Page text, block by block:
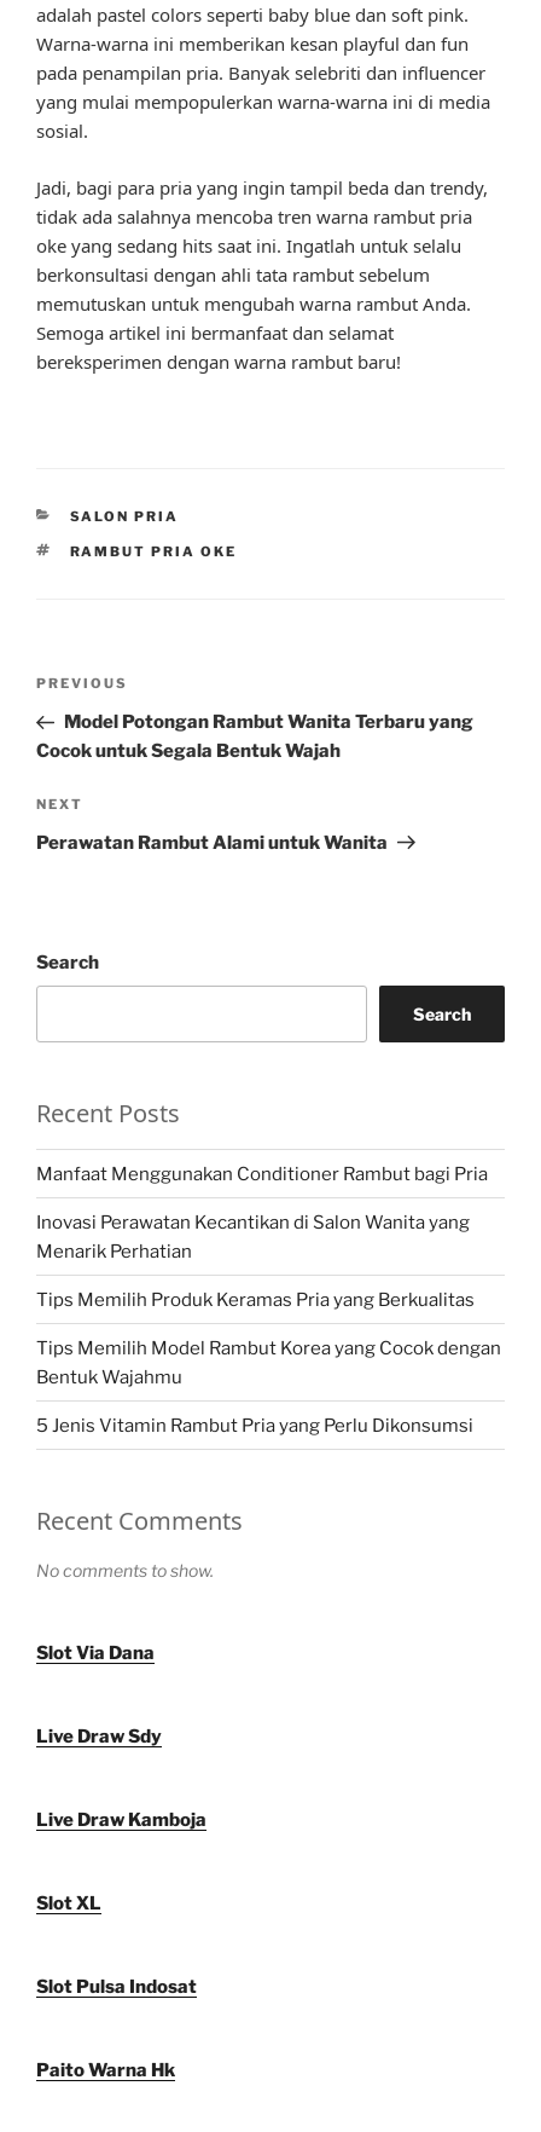
adalah pastel colors seperti baby blue dan soft pink.
Warna-warna ini memberikan kesan playful dan fun
pada penampilan pria. Banyak selebriti dan influencer
yang mulai mempopulerkan warna-warna ini di media
sosial.
Jadi, bagi para pria yang ingin tampil beda dan trendy,
tidak ada salahnya mencoba tren warna rambut pria
oke yang sedang hits saat ini. Ingatlah untuk selalu
berkonsultasi dengan ahli tata rambut sebelum
memutuskan untuk mengubah warna rambut Anda.
Semoga artikel ini bermanfaat dan selamat
bereksperimen dengan warna rambut baru!
CATEGORIES
SALON PRIA
TAGS
RAMBUT PRIA OKE
Previous
Post
PREVIOUS
Model Potongan Rambut Wanita Terbaru yang
Cocok untuk Segala Bentuk Wajah
Next
Post
NEXT
Perawatan Rambut Alami untuk Wanita
Search
Search
Recent Posts
Manfaat Menggunakan Conditioner Rambut bagi Pria
Inovasi Perawatan Kecantikan di Salon Wanita yang
Menarik Perhatian
Tips Memilih Produk Keramas Pria yang Berkualitas
Tips Memilih Model Rambut Korea yang Cocok dengan
Bentuk Wajahmu
5 Jenis Vitamin Rambut Pria yang Perlu Dikonsumsi
Recent Comments
No comments to show.
Slot Via Dana
Live Draw Sdy
Live Draw Kamboja
Slot XL
Slot Pulsa Indosat
Paito Warna Hk